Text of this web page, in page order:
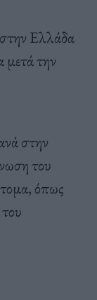
Ελλάδα
μετά την
στην
του
όπως
του